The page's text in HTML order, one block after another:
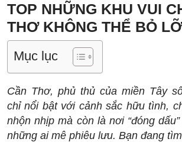
TOP NHỮNG KHU VUI
THƠ KHÔNG THỂ BỎ LỠ
Mục lục
Cần Thơ, phủ thủ của miền Tây
chỉ nổi bật với cảnh sắc hữu tình,
nhộn nhịp mà còn là nơi “đóng
những ai mê phiêu lưu. Bạn đang tìm